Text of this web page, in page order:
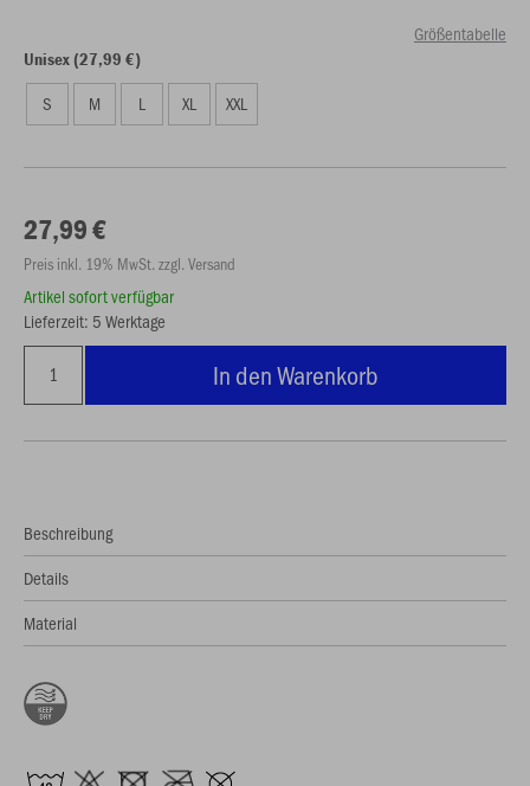
Größentabelle
Unisex (27,99 €)
S M L XL XXL
27,99 €
Preis inkl. 19% MwSt. zzgl. Versand
Artikel sofort verfügbar
Lieferzeit: 5 Werktage
In den Warenkorb
Beschreibung
Details
Material